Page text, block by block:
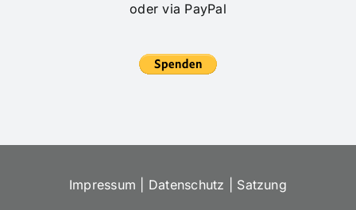
oder via PayPal
Impressum Datenschutz Satzung